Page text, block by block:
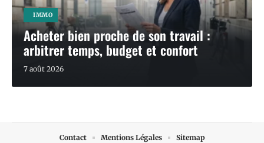
IMMO
Acheter bien proche de son travail :
arbitrer temps, budget et confort
7 août 2026
Contact Mentions Légales Sitemap